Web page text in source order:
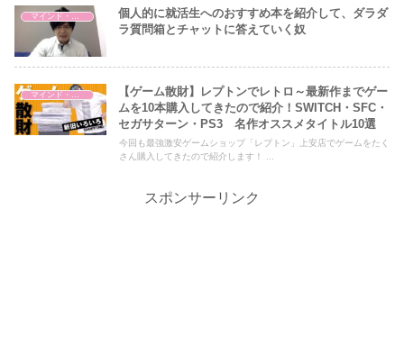
マインド・哲学
個人的に就活生へのおすすめ本を紹介して、ダラダ
ラ質問箱とチャットに答えていく奴
【ゲーム散財】レプトンでレトロ～最新作までゲー
ムを10本購入してきたので紹介！SWITCH・SFC・
セガサターン・PS3 名作オススメタイトル10選
今回も最強激安ゲームショップ「レプトン」上安店でゲームをたく
さん購入してきたので紹介します！ ...
スポンサーリンク